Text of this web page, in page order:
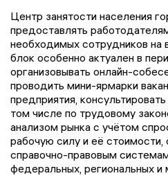
Центр занятости населения
предоставлять
необходимых сотрудников на
блок особенно актуален в
организовывать онлайн-
проводить мини-ярмарки
предприятия,
том числе по трудовому
анализом рынка с учётом
рабочую силу и её стоимости,
справочно-правовым
федеральных, региональных и